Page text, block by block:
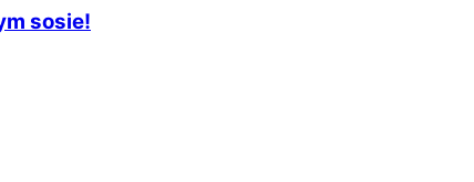
sosie!